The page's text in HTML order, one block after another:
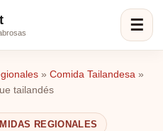
☰
» Comida Tailandesa »
tailandés
REGIONALES